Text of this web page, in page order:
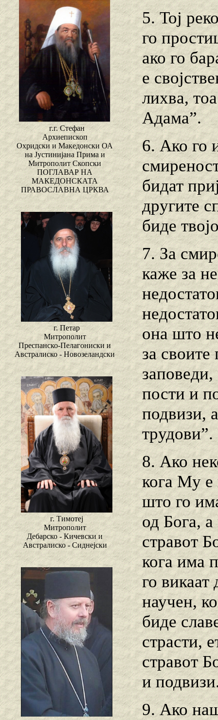
г.г. Стефан
Архиепископ
Охридски и Македонски ОА
на Јустинијана Прима и
Митрополит Скопски
ПОГЛАВАР НА
МАКЕДОНСКАТА
ПРАВОСЛАВНА ЦРКВА
г. Петар
Митрополит
Преспанско-Пелагониски и
Австралиско - Новозеландски
г. Тимотеј
Митрополит
Дебарско - Кичевски и
Австралиско - Сиднејски
5. Тој
го
ако го
е
лихва,
Адама”.
6. Ако го
бидат
другите
биде
7. За
каже за
она што
за
пости и
подвизи,
трудови”.
8. Ако
кога My
што го
од Бога, а
стравот
кога има
го
научен,
биде
страсти,
стравот
и
9. Ако